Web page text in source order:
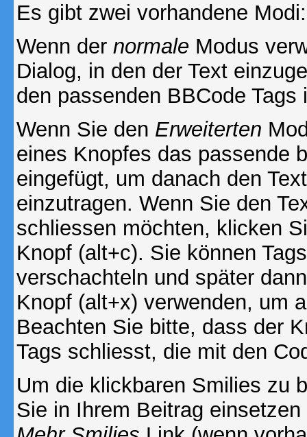
Es gibt zwei vorhandene
Wenn der normale Modus
Dialog, in den der Text
den passenden BBCode
Wenn Sie den Erweiterten
eines Knopfes das passende
eingefügt, um danach den
einzutragen. Wenn Sie den
schliessen möchten, klicken
Knopf (alt+c). Sie können
verschachteln und später
Knopf (alt+x) verwenden, um
Beachten Sie bitte, dass der
Tags schliesst, die mit den
Um die klickbaren Smilies zu
Sie in Ihrem Beitrag